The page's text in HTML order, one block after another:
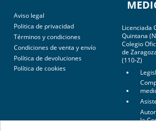
Aviso legal
Politica de privacidad
Términos y condiciones
Condiciones de venta y envío
Política de devoluciones
Política de cookies
Licenciada
Quintana
Colegio
de
(110-Z)
la